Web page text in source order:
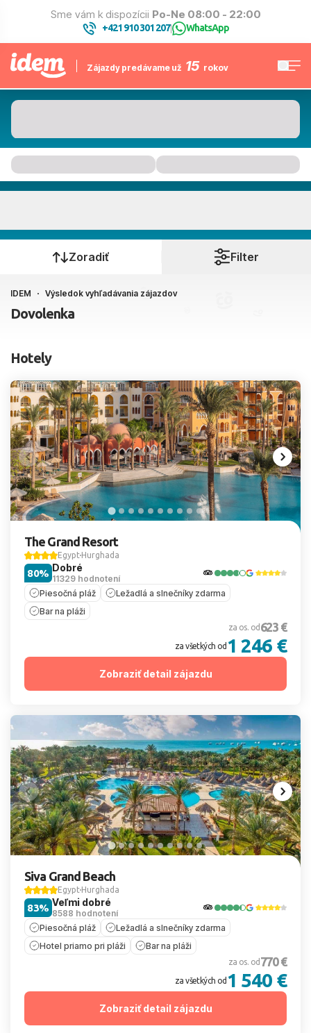
Sme vám k dispozícii Po-Ne 08:00 - 22:00
+421 910 301 207| WhatsApp
Zájazdy predávame už 15 rokov
Kedy cestujete?
Bratislava, Košice, Piešťany, Poprad
Zoradiť Filter
IDEM Výsledok vyhľadávania zájazdov
Dovolenka
Hotely
The Grand Resort
Egypt Hurghada
Dobré
11329 hodnotení
80%
Piesočná pláž
Ležadlá a slnečníky zdarma
Bar na pláži
za os. od 623 €
za všetkých od 1 246 €
Zobraziť detail zájazdu
Siva Grand Beach
Egypt Hurghada
Veľmi dobré
8588 hodnotení
83%
Piesočná pláž
Ležadlá a slnečníky zdarma
Hotel priamo pri pláži
Bar na pláži
za os. od 770 €
za všetkých od 1 540 €
Zobraziť detail zájazdu